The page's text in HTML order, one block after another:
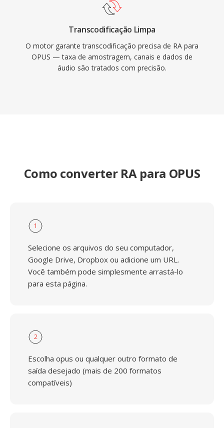
Transcodificação Limpa
O motor garante transcodificação precisa de RA para
OPUS — taxa de amostragem, canais e dados de
áudio são tratados com precisão.
Como converter RA para OPUS
1
Selecione os arquivos do seu computador,
Google Drive, Dropbox ou adicione um URL.
Você também pode simplesmente arrastá-lo
para esta página.
2
Escolha opus ou qualquer outro formato de
saída desejado (mais de 200 formatos
compatíveis)